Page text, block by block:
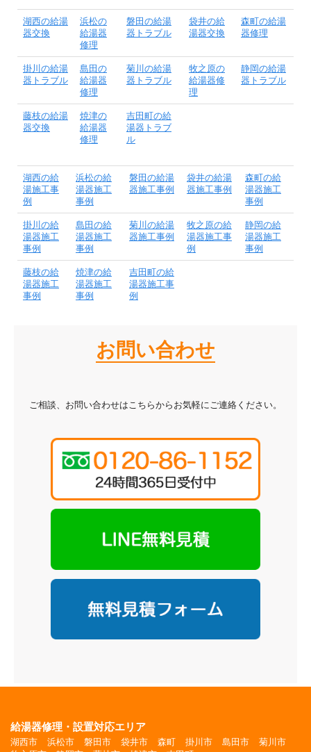
湖西の給湯
器交換
浜松の
給湯器
修理
磐田の給湯
器トラブル
袋井の給
湯器交換
森町の給湯
器修理
掛川の給湯
器トラブル
島田の
給湯器
修理
菊川の給湯
器トラブル
牧之原の
給湯器修
理
静岡の給湯
器トラブル
藤枝の給湯
器交換
焼津の
給湯器
修理
吉田町の給
湯器トラブ
ル
湖西の給
湯施工事
例
浜松の給
湯器施工
事例
磐田の給湯
器施工事例
袋井の給湯
器施工事例
森町の給
湯器施工
事例
掛川の給
湯器施工
事例
島田の給
湯器施工
事例
菊川の給湯
器施工事例
牧之原の給
湯器施工事
例
静岡の給
湯器施工
事例
藤枝の給
湯器施工
事例
焼津の給
湯器施工
事例
吉田町の給
湯器施工事
例
お問い合わせ
ご相談、お問い合わせはこちらからお気軽にご連絡ください。
給湯器修理・設置対応エリア
湖西市 浜松市 磐田市 袋井市 森町 掛川市 島田市
菊川市